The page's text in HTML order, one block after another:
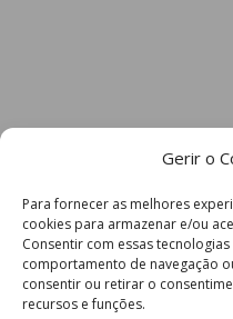
Gerir o
Para fornecer as melhores
cookies para armazenar e/ou
Consentir com essas
comportamento de navegação
consentir ou retirar o
recursos e funções.